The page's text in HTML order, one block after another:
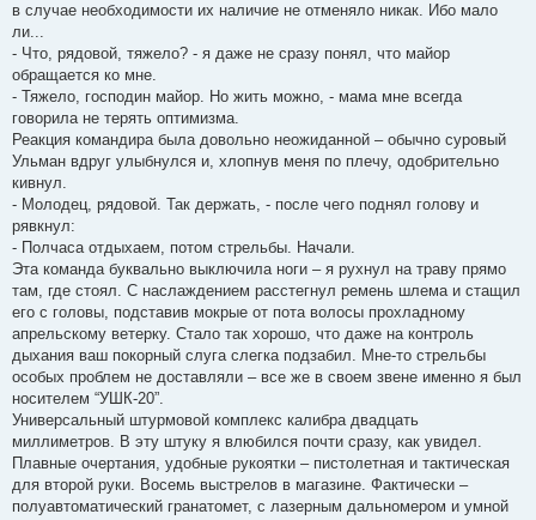
в случае необходимости их наличие не отменяло никак. Ибо мало
ли...
- Что, рядовой, тяжело? - я даже не сразу понял, что майор
обращается ко мне.
- Тяжело, господин майор. Но жить можно, - мама мне всегда
говорила не терять оптимизма.
Реакция командира была довольно неожиданной – обычно суровый
Ульман вдруг улыбнулся и, хлопнув меня по плечу, одобрительно
кивнул.
- Молодец, рядовой. Так держать, - после чего поднял голову и
рявкнул:
- Полчаса отдыхаем, потом стрельбы. Начали.
Эта команда буквально выключила ноги – я рухнул на траву прямо
там, где стоял. С наслаждением расстегнул ремень шлема и стащил
его с головы, подставив мокрые от пота волосы прохладному
апрельскому ветерку. Стало так хорошо, что даже на контроль
дыхания ваш покорный слуга слегка подзабил. Мне-то стрельбы
особых проблем не доставляли – все же в своем звене именно я был
носителем “УШК-20”.
Универсальный штурмовой комплекс калибра двадцать
миллиметров. В эту штуку я влюбился почти сразу, как увидел.
Плавные очертания, удобные рукоятки – пистолетная и тактическая
для второй руки. Восемь выстрелов в магазине. Фактически –
полуавтоматический гранатомет, с лазерным дальномером и умной